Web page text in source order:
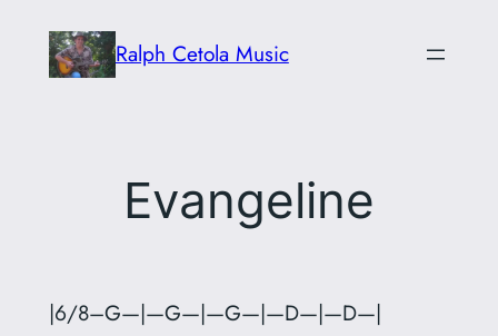
content
Ralph Cetola Music
Evangeline
|6/8–G—|—G—|—G—|—D—|—D—|